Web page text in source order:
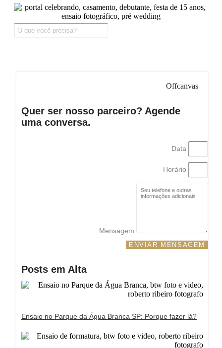
Offcanvas
Quer ser nosso parceiro? Agende
uma conversa.
Data
Horário
Mensagem
ENVIAR MENSAGEM
Posts em Alta
Ensaio no Parque da Água Branca SP: Porque fazer lá?